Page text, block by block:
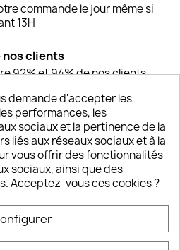
commande le jour même si
13H
clients
92% et 94% de nos clients
6/7J de 10h à 18H

demande d'accepter les
performances, les
sociaux et la pertinence de la
liés aux réseaux sociaux et à la
vous offrir des fonctionnalités
sociaux, ainsi que des
Acceptez-vous ces cookies ?